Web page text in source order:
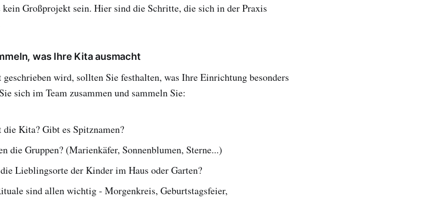
kein Großprojekt sein. Hier sind die Schritte, die sich in der Praxis
was Ihre Kita ausmacht
wird, sollten Sie festhalten, was Ihre Einrichtung besonders
sich im Team zusammen und sammeln Sie:
Kita? Gibt es Spitznamen?
die Gruppen? (Marienkäfer, Sonnenblumen, Sterne...)
Lieblingsorte der Kinder im Haus oder Garten?
sind allen wichtig - Morgenkreis, Geburtstagsfeier,